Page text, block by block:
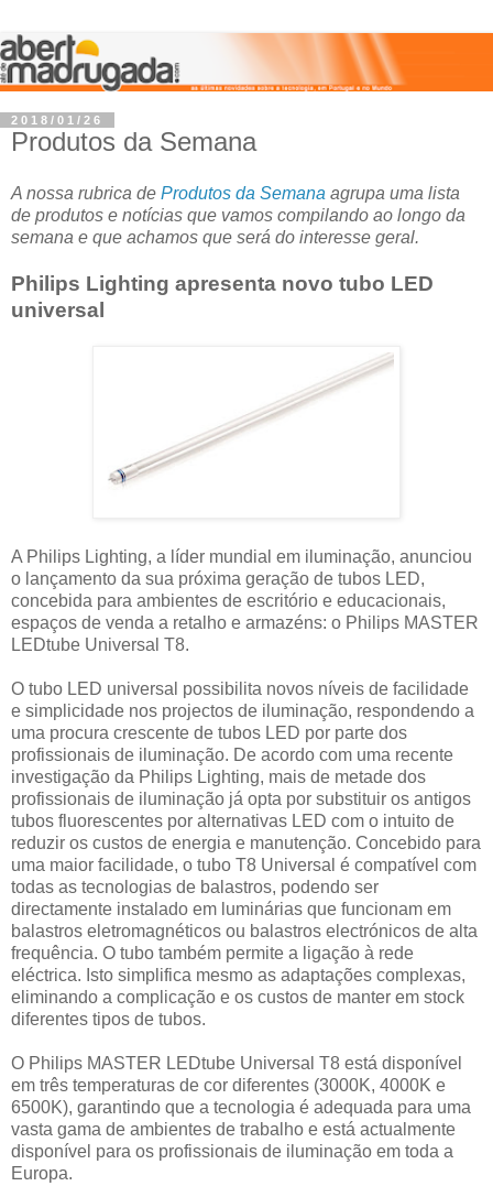
2018/01/26
Produtos da Semana
A nossa rubrica de Produtos da Semana agrupa uma lista
de produtos e notícias que vamos compilando ao longo da
semana e que achamos que será do interesse geral.
Philips Lighting apresenta novo tubo LED
universal
A Philips Lighting, a líder mundial em iluminação, anunciou
o lançamento da sua próxima geração de tubos LED,
concebida para ambientes de escritório e educacionais,
espaços de venda a retalho e armazéns: o Philips MASTER
LEDtube Universal T8.
O tubo LED universal possibilita novos níveis de facilidade
e simplicidade nos projectos de iluminação, respondendo a
uma procura crescente de tubos LED por parte dos
profissionais de iluminação. De acordo com uma recente
investigação da Philips Lighting, mais de metade dos
profissionais de iluminação já opta por substituir os antigos
tubos fluorescentes por alternativas LED com o intuito de
reduzir os custos de energia e manutenção. Concebido para
uma maior facilidade, o tubo T8 Universal é compatível com
todas as tecnologias de balastros, podendo ser
directamente instalado em luminárias que funcionam em
balastros eletromagnéticos ou balastros electrónicos de alta
frequência. O tubo também permite a ligação à rede
eléctrica. Isto simplifica mesmo as adaptações complexas,
eliminando a complicação e os custos de manter em stock
diferentes tipos de tubos.
O Philips MASTER LEDtube Universal T8 está disponível
em três temperaturas de cor diferentes (3000K, 4000K e
6500K), garantindo que a tecnologia é adequada para uma
vasta gama de ambientes de trabalho e está actualmente
disponível para os profissionais de iluminação em toda a
Europa.